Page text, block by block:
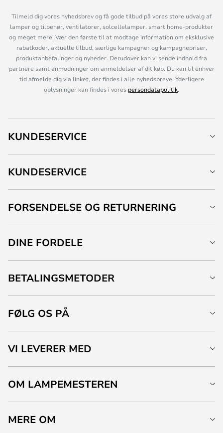
Tilmeld dig vores nyhedsbrev og få gode tilbud på vores store udvalg af
lamper og tilbehør, ventilatorer, solcellelamper, smart home-produkter
og meget mere! Vær den første til at modtage information om eksklusive
rabatkoder, aktuelle tilbud, særlige kampagner og kampagnepriser,
produktanbefalinger og nyheder. Derudover kan vi sende indhold fra
partnere samt anmodninger om anmeldelser af dit køb. Du kan til enhver
tid afmelde dig via linket, der findes i alle nyhedsbreve. Yderligere
oplysninger kan findes i vores persondatapolitik.
KUNDESERVICE
KUNDESERVICE
FORSENDELSE OG RETURNERING
DINE FORDELE
BETALINGSMETODER
FØLG OS PÅ
VI LEVERER MED
OM LAMPEMESTEREN
MERE OM